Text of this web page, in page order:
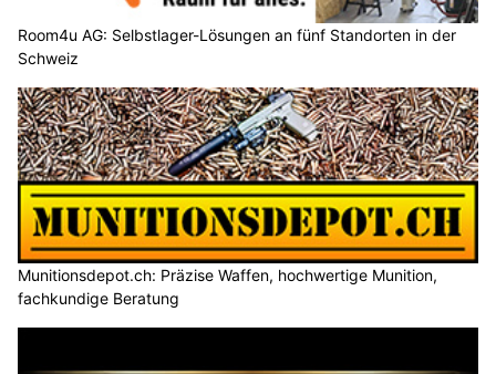
Room4u AG: Selbstlager-Lösungen an fünf Standorten in der
Schweiz
Munitionsdepot.ch: Präzise Waffen, hochwertige Munition,
fachkundige Beratung